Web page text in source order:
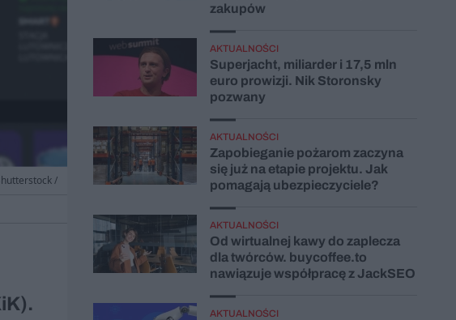
/
zakupów
AKTUALNOŚCI
Superjacht, miliarder i 17,5 mln
euro prowizji. Nik Storonsky
pozwany
AKTUALNOŚCI
Zapobieganie pożarom zaczyna
się już na etapie projektu. Jak
pomagają ubezpieczyciele?
AKTUALNOŚCI
Od wirtualnej kawy do zaplecza
dla twórców. buycoffee.to
nawiązuje współpracę z JackSEO
AKTUALNOŚCI